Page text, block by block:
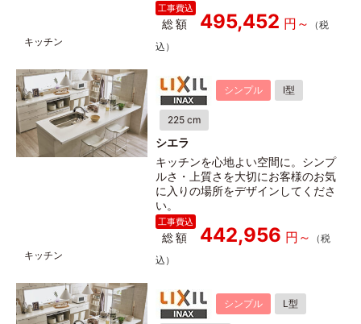
総額 495,452
シンプル I型
225 cm
シエラ
キッチンを心地よい空間に。シンプ
ルさ・上質さを大切にお客様のお気
に入りの場所をデザインしてくださ
い。
総額 442,956
シンプル L型